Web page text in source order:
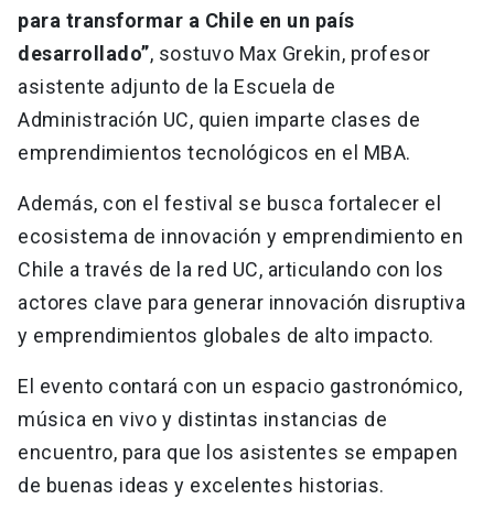
para transformar a Chile en un país
desarrollado”, sostuvo Max Grekin, profesor
asistente adjunto de la Escuela de
Administración UC, quien imparte clases de
emprendimientos tecnológicos en el MBA.
Además, con el festival se busca fortalecer el
ecosistema de innovación y emprendimiento en
Chile a través de la red UC, articulando con los
actores clave para generar innovación disruptiva
y emprendimientos globales de alto impacto.
El evento contará con un espacio gastronómico,
música en vivo y distintas instancias de
encuentro, para que los asistentes se empapen
de buenas ideas y excelentes historias.